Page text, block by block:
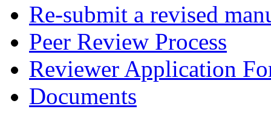
Re-submit a revised
Peer Review Process
Reviewer Application
Documents